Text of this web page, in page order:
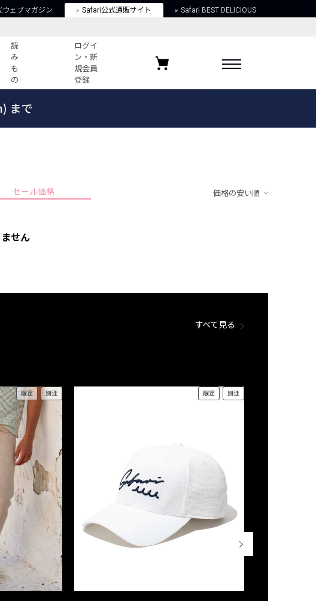
ウェブマガジン Safari公式通販サイト Safari BEST DELICIOUS
読
み
も
の
ログイ
ン・新
規会員
登録
会社概要
定商取引に関する法律
お気に入りブランド
セール価格 価格の安い順
せん
すべて見る
限定 別注 限定 別注